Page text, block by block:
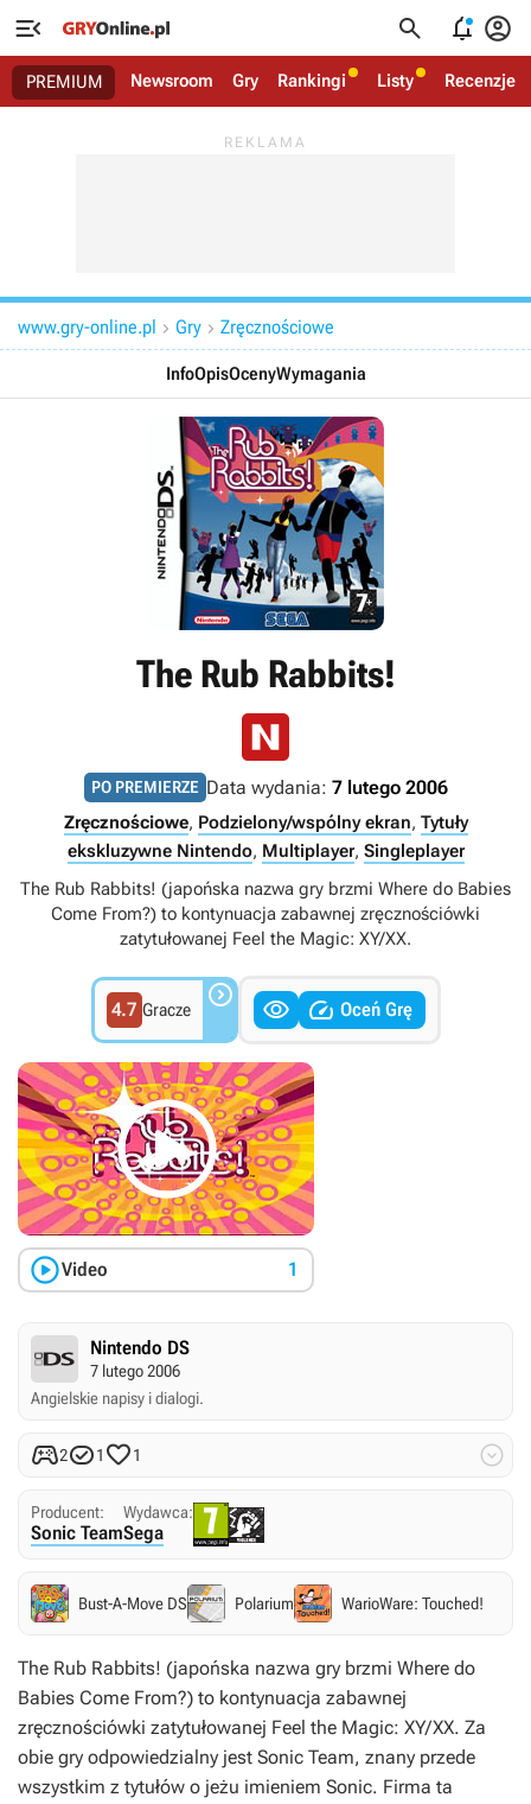
   
PREMIUM Newsroom Gry Rankingi Listy Recenzje
www.gry-online.pl  Gry  Zręcznościowe
InfoOpisOcenyWymagania
The Rub Rabbits!
PO PREMIERZE Data wydania: 7 lutego 2006
Zręcznościowe, Podzielony/wspólny ekran, Tytuły
ekskluzywne Nintendo, Multiplayer, Singleplayer
The Rub Rabbits! (japońska nazwa gry brzmi Where do Babies
Come From?) to kontynuacja zabawnej zręcznościówki
zatytułowanej Feel the Magic: XY/XX.
4.7 Gracze    Oceń Grę

Video 1
Nintendo DS
7 lutego 2006
Angielskie napisy i dialogi.
21 1 
Producent:
Sonic Team
Wydawca:
Sega
Bust-A-Move DS Polarium WarioWare: Touched!
The Rub Rabbits! (japońska nazwa gry brzmi Where do
Babies Come From?) to kontynuacja zabawnej
zręcznościówki zatytułowanej Feel the Magic: XY/XX. Za
obie gry odpowiedzialny jest Sonic Team, znany przede
wszystkim z tytułów o jeżu imieniem Sonic. Firma ta